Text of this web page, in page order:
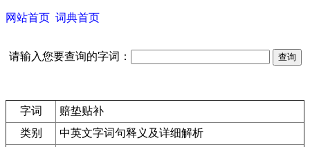
网站首页 词典首页
请输入您要查询的字词：
字词
赔垫贴补
类别
中英文字词句释义及详细解析